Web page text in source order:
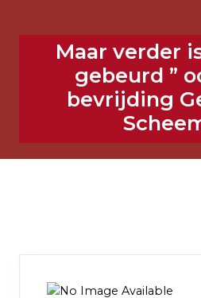
Maar verder
gebeurd ”
bevrijding